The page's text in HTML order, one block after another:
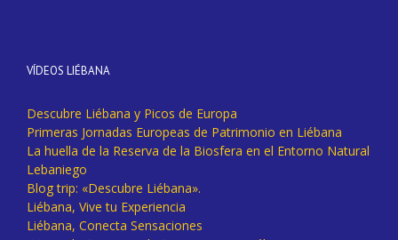
VÍDEOS LIÉBANA
Descubre Liébana y Picos de Europa
Primeras Jornadas Europeas de Patrimonio en Liébana
La huella de la Reserva de la Biosfera en el Entorno Natural
Lebaniego
Blog trip: «Descubre Liébana».
Liébana, Vive tu Experiencia
Liébana, Conecta Sensaciones